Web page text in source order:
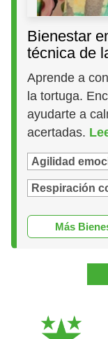
Bienestar
técnica de
Aprende a
la tortuga.
ayudarte a
acertadas.
Agilidad
Respiración
Más